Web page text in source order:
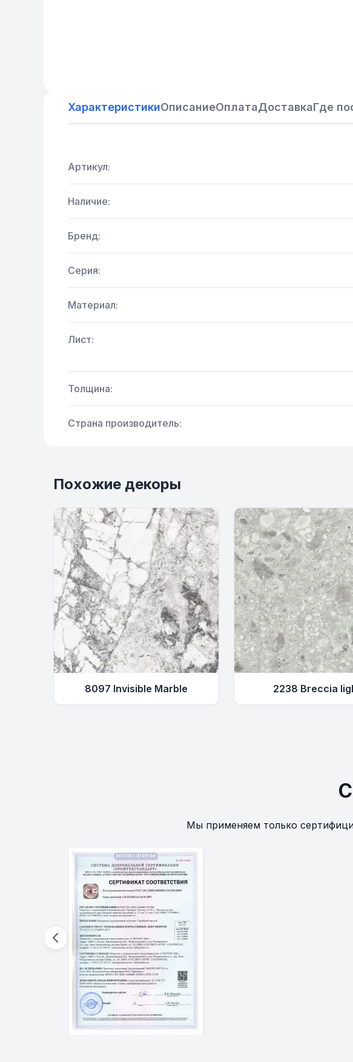
ХарактеристикиОписаниеОплатаДоставкаГде
Артикул:
Наличие:
Бренд:
Серия:
Материал:
Лист:
Толщина:
Страна производитель:
Похожие декоры
8097 Invisible Marble 2238 Breccia
Мы применяем только